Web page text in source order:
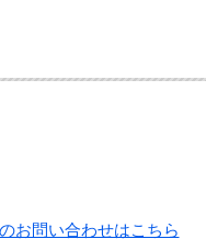
お問い合わせはこちら